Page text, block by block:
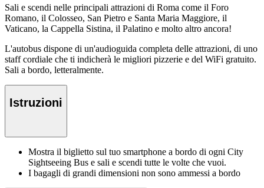
Sali e scendi nelle principali attrazioni di Roma come il Foro
Romano, il Colosseo, San Pietro e Santa Maria Maggiore, il
Vaticano, la Cappella Sistina, il Palatino e molto altro ancora!
L'autobus dispone di un'audioguida completa delle attrazioni, di uno
staff cordiale che ti indicherà le migliori pizzerie e del WiFi gratuito.
Sali a bordo, letteralmente.
Istruzioni
Mostra il biglietto sul tuo smartphone a bordo di ogni City
Sightseeing Bus e sali e scendi tutte le volte che vuoi.
I bagagli di grandi dimensioni non sono ammessi a bordo